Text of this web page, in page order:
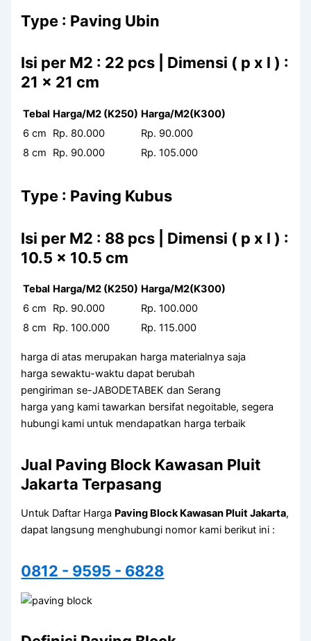
Type : Paving Ubin
Isi per M2 : 22 pcs | Dimensi ( p x l ) :
21 x 21 cm
Tebal Harga/M2 (K250) Harga/M2(K300)
6 cm
Rp. 80.000
Rp. 90.000
8 cm
Rp. 90.000 Rp. 105.000
Type : Paving Kubus
Isi per M2 : 88 pcs | Dimensi ( p x l ) :
10.5 x 10.5 cm
Tebal Harga/M2 (K250) Harga/M2(K300)
6 cm
Rp. 90.000
Rp. 100.000
8 cm
Rp. 100.000 Rp. 115.000
harga di atas merupakan harga materialnya saja
harga sewaktu-waktu dapat berubah
pengiriman se-JABODETABEK dan Serang
harga yang kami tawarkan bersifat negoitable, segera
hubungi kami untuk mendapatkan harga terbaik
Jual Paving Block Kawasan Pluit
Jakarta Terpasang
Untuk Daftar Harga Paving Block Kawasan Pluit Jakarta,
dapat langsung menghubungi nomor kami berikut ini :
0812 - 9595 - 6828